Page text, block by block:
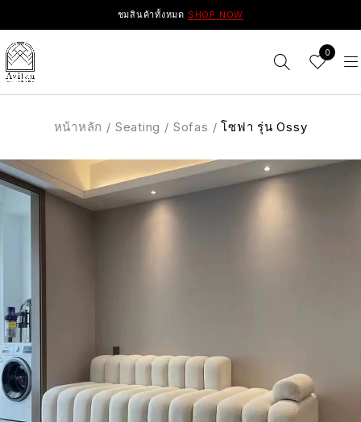
ชมสินค้าทั้งหมด SHOP NOW
0
หน้าหลัก / Seating / Sofas / โซฟา รุ่น Ossy